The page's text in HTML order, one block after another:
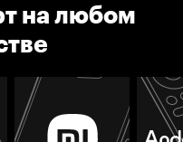
на любом